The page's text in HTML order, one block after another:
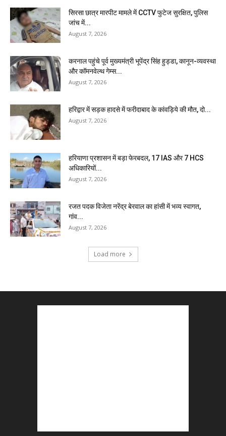
सिरसा छात्र मारपीट मामले में CCTV फुटेज सुरक्षित, पुलिस
जांच में...
August 7, 2026
करनाल पहुंचे पूर्व मुख्यमंत्री भूपेंद्र सिंह हुड्डा, कानून-व्यवस्था
और कॉमनवेल्थ गेम्स...
August 7, 2026
हरिद्वार में सड़क हादसे में फरीदाबाद के कांवड़िये की मौत, दो...
August 7, 2026
हरियाणा प्रशासन में बड़ा फेरबदल, 17 IAS और 7 HCS
अधिकारियों...
August 7, 2026
रजत पदक विजेता नरेंद्र बेरवाल का हांसी में भव्य स्वागत,
गांव...
August 7, 2026
Load more